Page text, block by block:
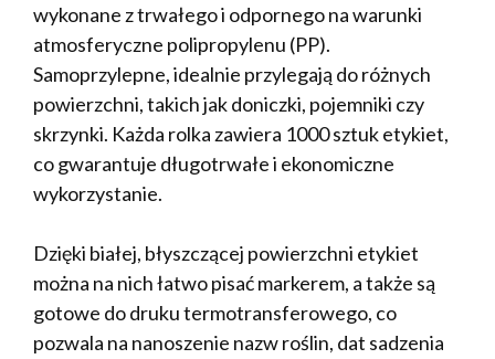
wykonane z trwałego i odpornego na warunki
atmosferyczne polipropylenu (PP).
Samoprzylepne, idealnie przylegają do różnych
powierzchni, takich jak doniczki, pojemniki czy
skrzynki. Każda rolka zawiera 1000 sztuk etykiet,
co gwarantuje długotrwałe i ekonomiczne
wykorzystanie.
Dzięki białej, błyszczącej powierzchni etykiet
można na nich łatwo pisać markerem, a także są
gotowe do druku termotransferowego, co
pozwala na nanoszenie nazw roślin, dat sadzenia